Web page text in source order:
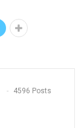
4596 Posts